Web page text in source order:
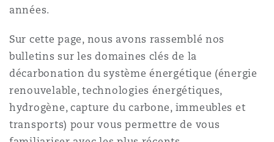
Satellites et espace
Risques politiques et crédit
Responsabilité du fabricant
Jersey
County
années.
Sur cette page, nous avons rassemblé nos
bulletins sur les domaines clés de la
décarbonation du système énergétique (énergie
renouvelable, technologies énergétiques,
hydrogène, capture du carbone, immeubles et
transports) pour vous permettre de vous